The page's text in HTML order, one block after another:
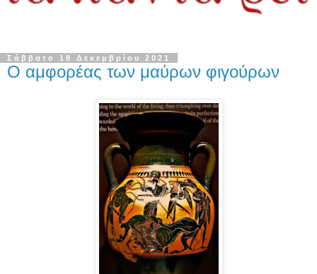
Σάββατο 18 Δεκεμβρίου 2021
Ο αμφορέας των μαύρων φιγούρων